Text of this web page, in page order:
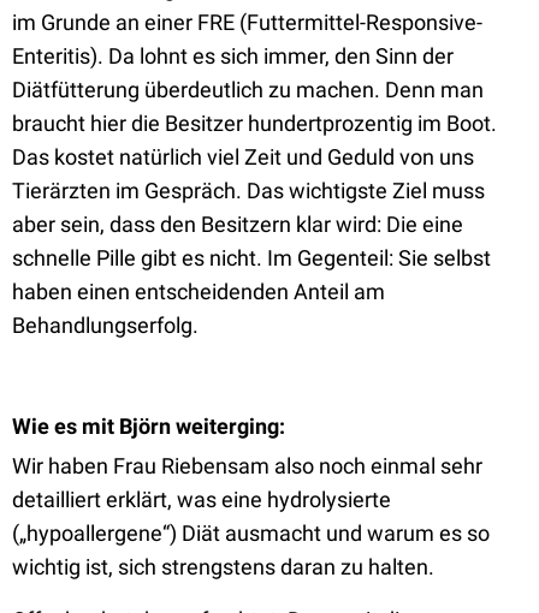
im Grunde an einer FRE (Futtermittel-Responsive-
Enteritis). Da lohnt es sich immer, den Sinn der
Diätfütterung überdeutlich zu machen. Denn man
braucht hier die Besitzer hundertprozentig im Boot.
Das kostet natürlich viel Zeit und Geduld von uns
Tierärzten im Gespräch. Das wichtigste Ziel muss
aber sein, dass den Besitzern klar wird: Die eine
schnelle Pille gibt es nicht. Im Gegenteil: Sie selbst
haben einen entscheidenden Anteil am
Behandlungserfolg.
Wie es mit Björn weiterging:
Wir haben Frau Riebensam also noch einmal sehr
detailliert erklärt, was eine hydrolysierte
(„hypoallergene“) Diät ausmacht und warum es so
wichtig ist, sich strengstens daran zu halten.